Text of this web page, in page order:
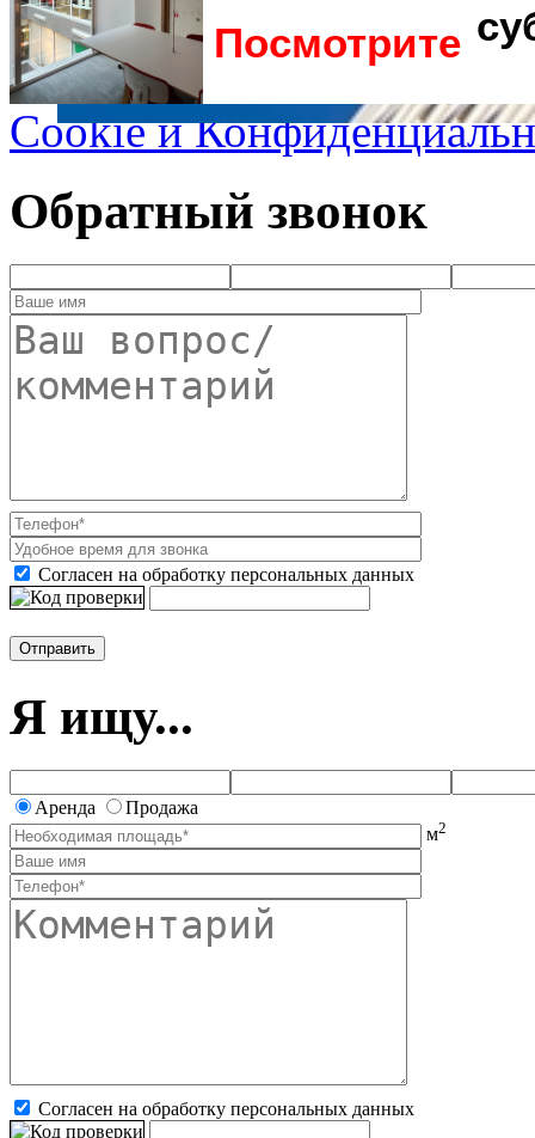
Посмотрите
Cookie и
Обратный звонок
Согласен на обработку персональных данных
Я ищу...
Аренда
Продажа
м2
Согласен на обработку персональных данных